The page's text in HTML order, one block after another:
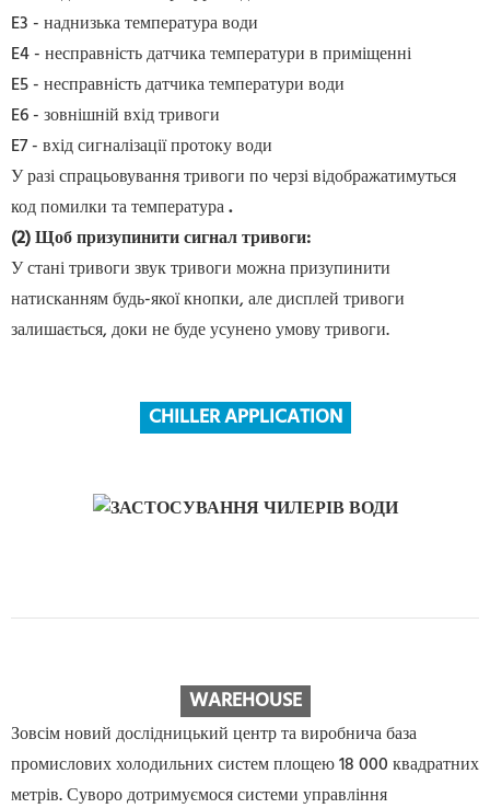
E3 - наднизька температура води
E4 - несправність датчика температури в приміщенні
E5 - несправність датчика температури води
E6 - зовнішній вхід тривоги
E7 - вхід сигналізації протоку води
У разі спрацьовування тривоги по черзі відображатимуться
код помилки та температура.
(2) Щоб призупинити сигнал тривоги:
У стані тривоги звук тривоги можна призупинити
натисканням будь-якої кнопки, але дисплей тривоги
залишається, доки не буде усунено умову тривоги.
CHILLER APPLICATION
WAREHOUSE
Зовсім новий дослідницький центр та виробнича база
промислових холодильних систем площею 18 000 квадратних
метрів. Суворо дотримуємося системи управління